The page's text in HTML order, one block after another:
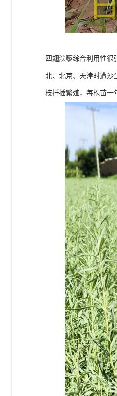
四翅滨藜综合利用性很
北、北京、天津时遭沙
枝扦插繁殖，每株苗一